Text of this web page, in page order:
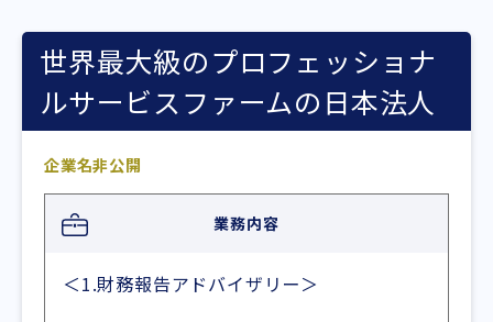
世界最大級のプロフェッショナ
ルサービスファームの日本法人
企業名非公開
業務内容
＜1.財務報告アドバイザリー＞